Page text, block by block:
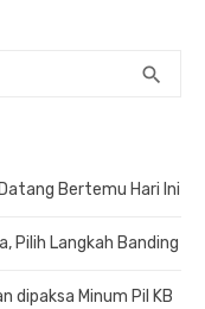
search
Bertemu Hari Ini
Pilih Langkah Banding
dipaksa Minum Pil KB